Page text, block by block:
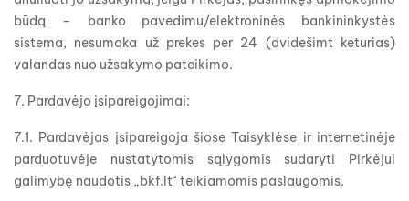
būdą – banko pavedimu/elektroninės bankininkystės
sistema, nesumoka už prekes per 24 (dvidešimt keturias)
valandas nuo užsakymo pateikimo.
7. Pardavėjo įsipareigojimai:
7.1. Pardavėjas įsipareigoja šiose Taisyklėse ir internetinėje
parduotuvėje nustatytomis sąlygomis sudaryti Pirkėjui
galimybę naudotis „bkf.lt“ teikiamomis paslaugomis.